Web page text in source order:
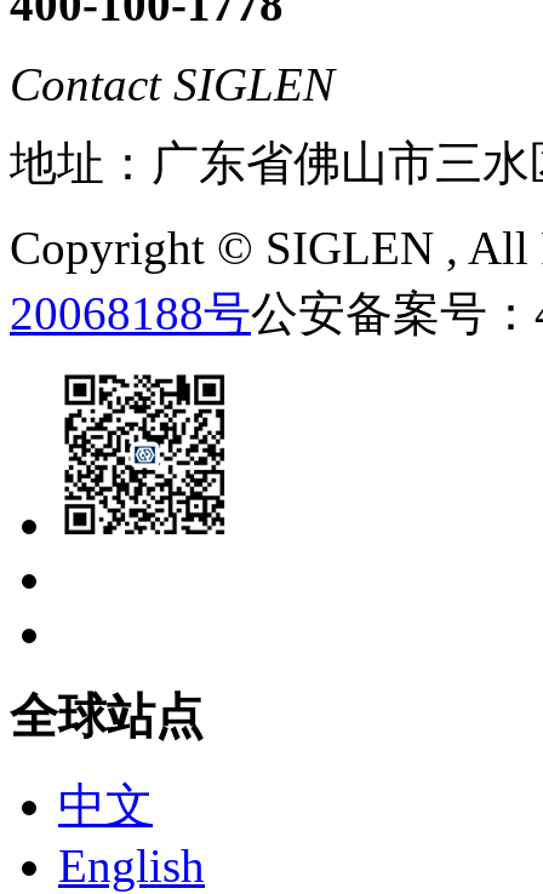
Contact SIGLEN
地址：广东省佛山市三
Copyright © SIGLEN , All
20068188号公安备案号：
全球站点
中文
English